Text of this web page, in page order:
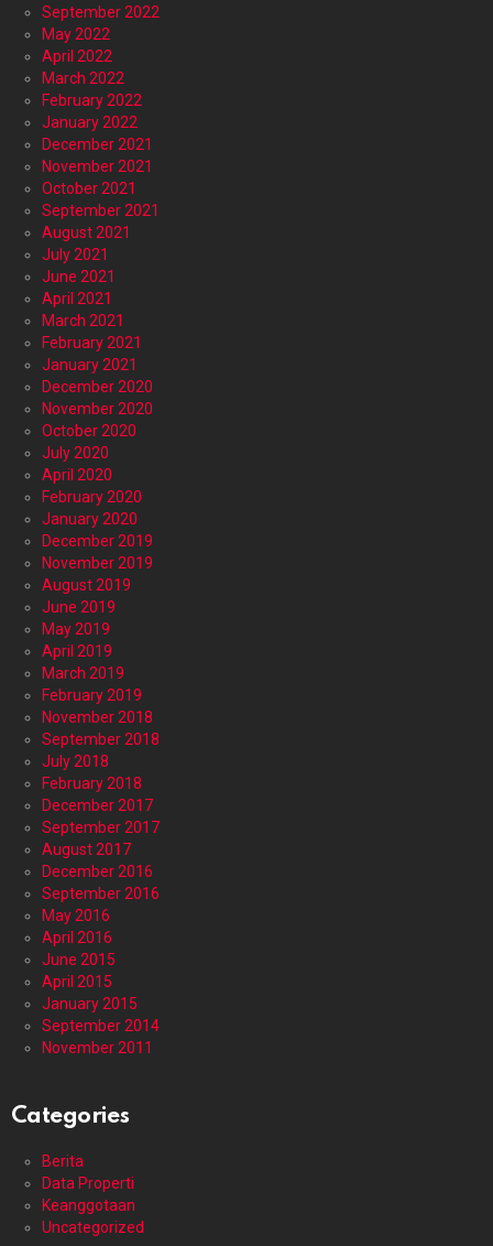
September 2022
May 2022
April 2022
March 2022
February 2022
January 2022
December 2021
November 2021
October 2021
September 2021
August 2021
July 2021
June 2021
April 2021
March 2021
February 2021
January 2021
December 2020
November 2020
October 2020
July 2020
April 2020
February 2020
January 2020
December 2019
November 2019
August 2019
June 2019
May 2019
April 2019
March 2019
February 2019
November 2018
September 2018
July 2018
February 2018
December 2017
September 2017
August 2017
December 2016
September 2016
May 2016
April 2016
June 2015
April 2015
January 2015
September 2014
November 2011
Categories
Berita
Data Properti
Keanggotaan
Uncategorized